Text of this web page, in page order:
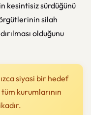
kesintisiz sürdüğünü
silah
olduğunu
siyasi bir hedef
kurumlarının